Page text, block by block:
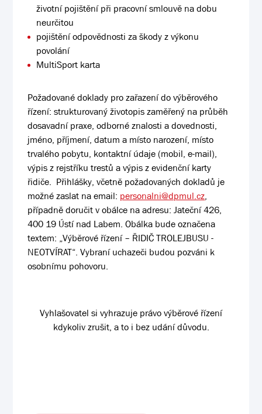
životní pojištění při pracovní smlouvě na dobu
neurčitou
pojištění odpovědnosti za škody z výkonu
povolání
MultiSport karta
Požadované doklady pro zařazení do výběrového
řízení: strukturovaný životopis zaměřený na průběh
dosavadní praxe, odborné znalosti a dovednosti,
jméno, příjmení, datum a místo narození, místo
trvalého pobytu, kontaktní údaje (mobil, e-mail),
výpis z rejstříku trestů a výpis z evidenční karty
řidiče. Přihlášky, včetně požadovaných dokladů je
možné zaslat na email: personalni@dpmul.cz,
případně doručit v obálce na adresu: Jateční 426,
400 19 Ústí nad Labem. Obálka bude označena
textem: „Výběrové řízení – ŘIDIČ TROLEJBUSU -
NEOTVÍRAT“. Vybraní uchazeči budou pozváni k
osobnímu pohovoru.
Vyhlašovatel si vyhrazuje právo výběrové řízení
kdykoliv zrušit, a to i bez udání důvodu.